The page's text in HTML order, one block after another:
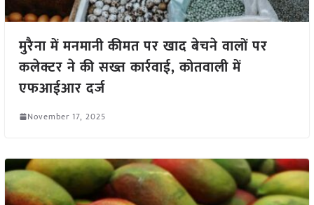
मुरैना में मनमानी कीमत पर खाद बेचने वालों पर
कलेक्टर ने की सख्त कार्रवाई, कोतवाली में
एफआईआर दर्ज
November 17, 2025